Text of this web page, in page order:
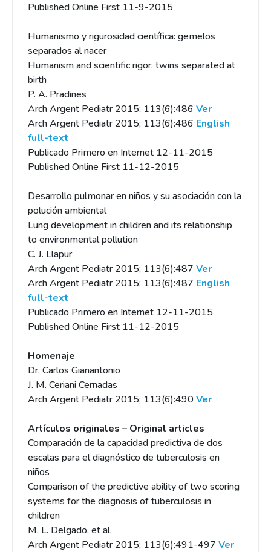
Published Online First 11-9-2015
Humanismo y rigurosidad científica: gemelos
separados al nacer
Humanism and scientific rigor: twins separated at
birth
P. A. Pradines
Arch Argent Pediatr 2015; 113(6):486 Ver
Arch Argent Pediatr 2015; 113(6):486 English
full-text
Publicado Primero en Internet 12-11-2015
Published Online First 11-12-2015
Desarrollo pulmonar en niños y su asociación con la
polución ambiental
Lung development in children and its relationship
to environmental pollution
C. J. Llapur
Arch Argent Pediatr 2015; 113(6):487 Ver
Arch Argent Pediatr 2015; 113(6):487 English
full-text
Publicado Primero en Internet 12-11-2015
Published Online First 11-12-2015
Homenaje
Dr. Carlos Gianantonio
J. M. Ceriani Cernadas
Arch Argent Pediatr 2015; 113(6):490Ver
Artículos originales – Original articles
Comparación de la capacidad predictiva de dos
escalas para el diagnóstico de tuberculosis en
niños
Comparison of the predictive ability of two scoring
systems for the diagnosis of tuberculosis in
children
M. L. Delgado, et al.
Arch Argent Pediatr 2015; 113(6):491-497 Ver